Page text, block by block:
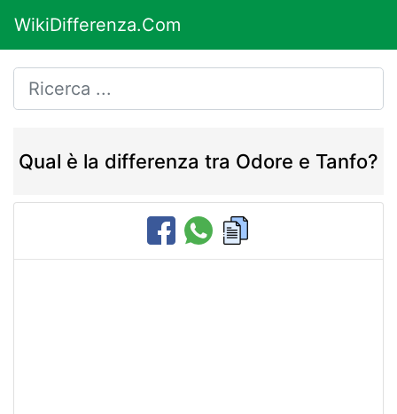
WikiDifferenza.Com
Qual è la differenza tra Odore e Tanfo?